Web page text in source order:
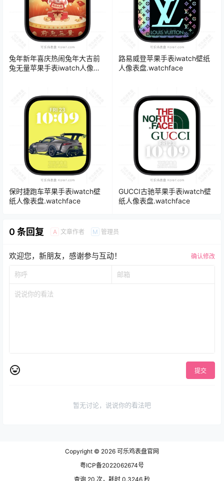
兔年新年喜庆热闹兔年大吉前
兔无量苹果手表iwatch人像表
路易威登苹果手表iwatch壁纸
人像表盘.watchface
保时捷跑车苹果手表iwatch壁
纸人像表盘.watchface
GUCCI古驰苹果手表iwatch壁
纸人像表盘.watchface
0 条回复 A 文章作者 M 管理员
欢迎您，新朋友，感谢参与互动！ 确认修改
提交
暂无讨论，说说你的看法吧
Copyright © 2026 可乐鸡表盘官网
粤ICP备2022062674号
查询 20 次，耗时 0.3246 秒